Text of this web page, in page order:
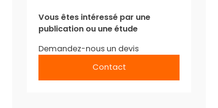
Vous êtes intéressé par une
publication ou une étude
Demandez-nous un devis
Contact